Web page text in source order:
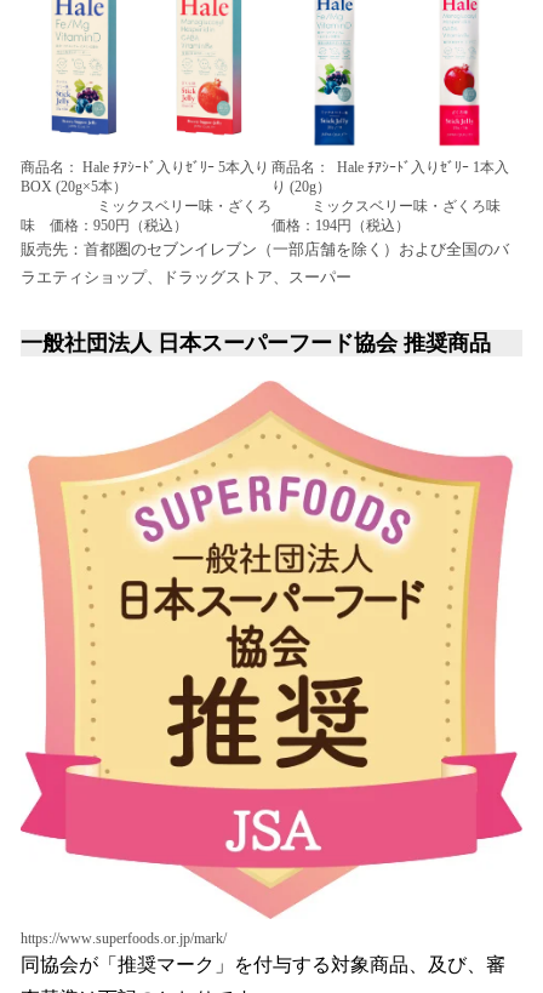
商品名： Hale ﾁｱｼｰﾄﾞ入りｾﾞﾘｰ 5本入り
BOX (20g×5本）
ミックスベリー味・ざくろ
味 価格：950円（税込）
商品名： Hale ﾁｱｼｰﾄﾞ入りｾﾞﾘｰ 1本入
り (20g）
ミックスベリー味・ざくろ味
価格：194円（税込）
販売先：首都圏のセブンイレブン（一部店舗を除く）および全国のバ
ラエティショップ、ドラッグストア、スーパー
一般社団法人 日本スーパーフード協会 推奨商品
https://www.superfoods.or.jp/mark/
同協会が「推奨マーク」を付与する対象商品、及び、審